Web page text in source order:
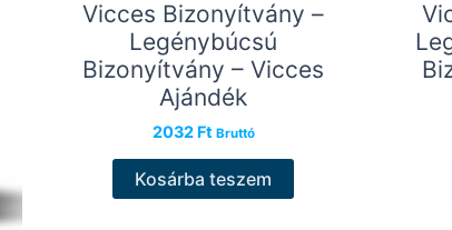
Vicces Bizonyítvány –
Legénybúcsú
Bizonyítvány – Vicces
Ajándék
2032 Ft Bruttó
Kosárba teszem